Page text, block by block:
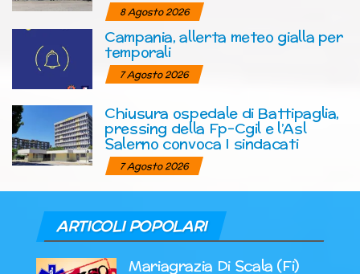
8 Agosto 2026
Campania, allerta meteo gialla per
temporali
7 Agosto 2026
Chiusura ospedale di Battipaglia,
pressing della Fp-Cgil e l’Asl
Salerno convoca I sindacati
7 Agosto 2026
ARTICOLI POPOLARI
Mariagrazia Di Scala (Fi)